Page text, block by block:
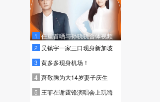
1 任重首晒与孙骁骁合体视频
2 吴镇宇一家三口现身新加坡
3 黄多多现身机场！
4 萧敬腾为大14岁妻子庆生
5 王菲在谢霆锋演唱会上玩嗨